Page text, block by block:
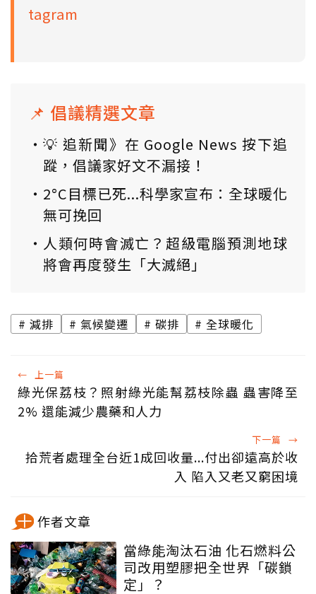
tagram
📌 倡議精選文章
💡 追新聞》在 Google News 按下追
蹤，倡議家好文不漏接！
2°C目標已死...科學家宣布：全球暖化
無可挽回
人類何時會滅亡？超級電腦預測地球
將會再度發生「大滅絕」
減排 氣候變遷 碳排 全球暖化
← 上一篇
綠光保荔枝？照射綠光能幫荔枝除蟲 蟲害降至
2% 還能減少農藥和人力
下一篇 →
拾荒者處理全台近1成回收量...付出卻遠高於收
入 陷入又老又窮困境
作者文章
當綠能淘汰石油 化石燃料公
司改用塑膠把全世界「碳鎖
定」？